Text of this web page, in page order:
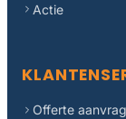
Actie
Offerte